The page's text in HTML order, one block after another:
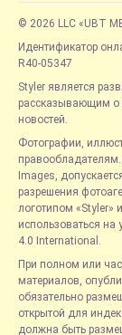
© 2026 LLC «UBT
Идентификатор
R40-05347
Styler является
рассказывающим о
новостей.
Фотографии,
Images,
разрешения
логотипом «Styler»
использоваться
4.0 International.
При полном или
материалов,
обязательно
открытой для
должна быть